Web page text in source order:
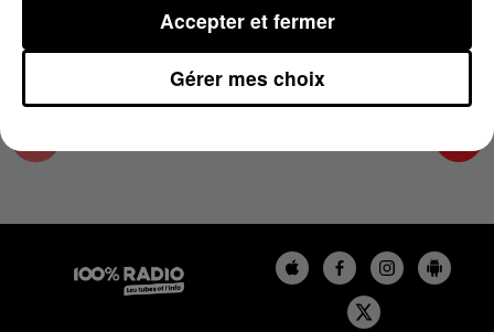
Gérer mes choix
Accepter et fermer